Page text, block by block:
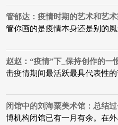
管郁达：疫情时期的艺术和艺
管你画的是疫情本身还是别的
赵赵：“疫情”下_保持创作的一
击疫情期间最活跃最具代表性的
闭馆中的刘海粟美术馆：总结
博机构闭馆已有一月有余。在